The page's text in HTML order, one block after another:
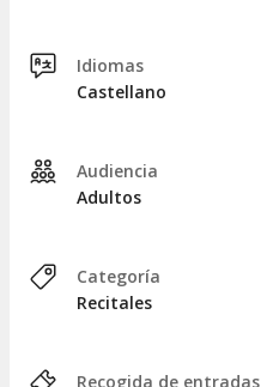
Idiomas
Castellano
Audiencia
Adultos
Categoría
Recitales
Recogida de entradas